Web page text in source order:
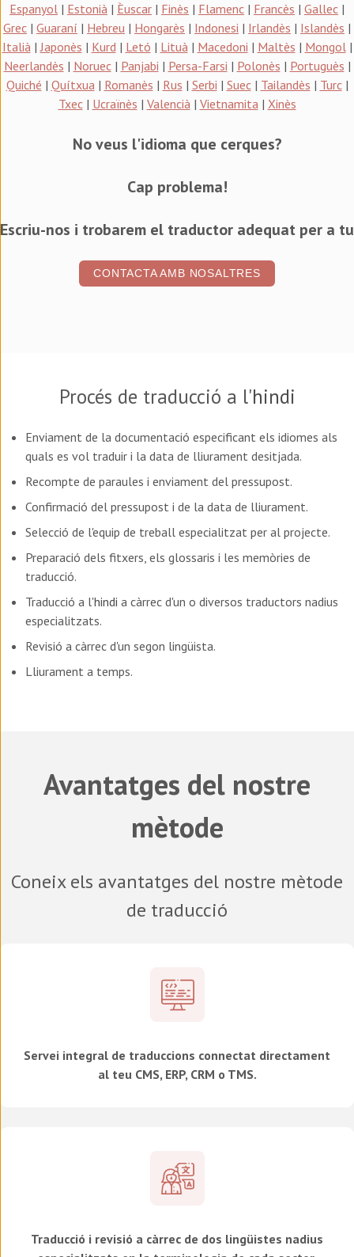
Espanyol | Estonià | Èuscar | Finès | Flamenc | Francès | Gallec |
Grec | Guaraní | Hebreu | Hongarès | Indonesi | Irlandès | Islandès |
Italià|Japonès | Kurd | Letó | Lituà| Macedoni | Maltès | Mongol|
Neerlandès | Noruec| Panjabi | Persa-Farsi | Polonès | Portuguès |
Quiché | Quítxua| Romanès | Rus | Serbi | Suec| Tailandès | Turc|
Txec| Ucraïnès | Valencià| Vietnamita| Xinès
No veus l'idioma que cerques?
Cap problema!
Escriu-nos i trobarem el traductor adequat per a tu
CONTACTA AMB NOSALTRES
Procés de traducció a l'hindi
Enviament de la documentació especificant els idiomes als
quals es vol traduir i la data de lliurament desitjada.
Recompte de paraules i enviament del pressupost.
Confirmació del pressupost i de la data de lliurament.
Selecció de l'equip de treball especialitzat per al projecte.
Preparació dels fitxers, els glossaris i les memòries de
traducció.
Traducció a l'hindi a càrrec d'un o diversos traductors nadius
especialitzats.
Revisió a càrrec d'un segon lingüista.
Lliurament a temps.
Avantatges del nostre
mètode
Coneix els avantatges del nostre mètode
de traducció
Servei integral de traduccions connectat directament
al teu CMS, ERP, CRM o TMS.
Traducció i revisió a càrrec de dos lingüistes nadius